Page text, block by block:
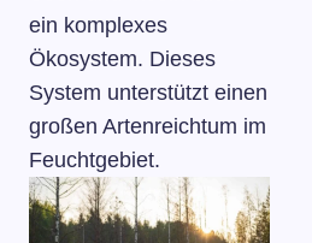
ein komplexes
Ökosystem. Dieses
System unterstützt einen
großen Artenreichtum im
Feuchtgebiet.